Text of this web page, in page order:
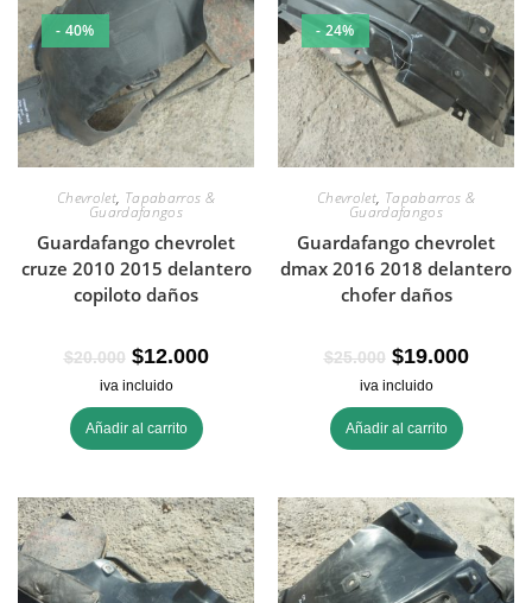
- 40%
Chevrolet, Tapabarros &
Guardafangos
Guardafango chevrolet
cruze 2010 2015 delantero
copiloto daños
$20.000 $12.000
iva incluido
Añadir al carrito
- 24%
Chevrolet, Tapabarros &
Guardafangos
Guardafango chevrolet
dmax 2016 2018 delantero
chofer daños
$25.000 $19.000
iva incluido
Añadir al carrito